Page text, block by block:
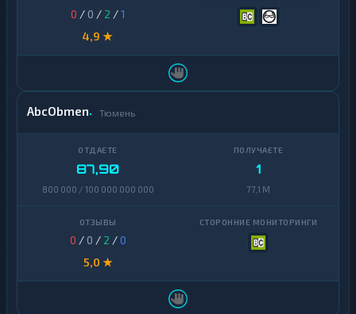
0 / 0 / 2 /1
4,9 ★
AbcObmen Тюмень
87,90
800 000 / 100 000 000 000
1
77,1 M
0 / 0 / 2 /0
5,0 ★